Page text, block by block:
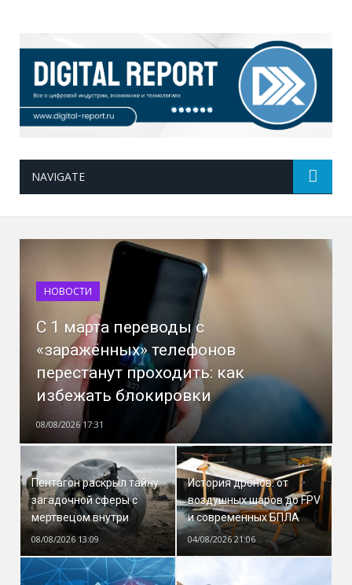
NAVIGATE
НОВОСТИ
С 1 марта переводы с
«заражённых» телефонов
перестанут проходить: как
избежать блокировки
08/08/2026 17:31
Пентагон раскрыл тайну
загадочной сферы с
мертвецом внутри
08/08/2026 13:09
История дронов: от
воздушных шаров до FPV
и современных БПЛА
04/08/2026 21:06